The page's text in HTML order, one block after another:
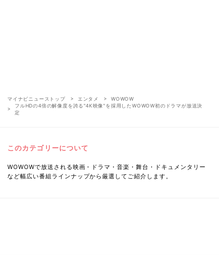
マイナビニューストップ エンタメ
WOWOW
フルHDの4倍の解像度を誇る"4K映像"を採用したWOWOW初のドラマが放送決
定
このカテゴリーについて
WOWOWで放送される映画・ドラマ・音楽・舞台・ドキュメンタリー
など幅広い番組ラインナップから厳選してご紹介します。